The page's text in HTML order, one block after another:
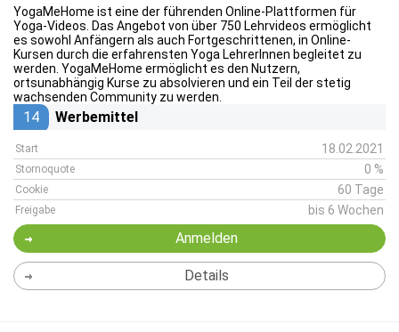
YogaMeHome ist eine der führenden Online-Plattformen für
Yoga-Videos. Das Angebot von über 750 Lehrvideos ermöglicht
es sowohl Anfängern als auch Fortgeschrittenen, in Online-
Kursen durch die erfahrensten Yoga LehrerInnen begleitet zu
werden. YogaMeHome ermöglicht es den Nutzern,
ortsunabhängig Kurse zu absolvieren und ein Teil der stetig
wachsenden Community zu werden.
14 Werbemittel
Start 18.02.2021
Stornoquote 0 %
Cookie 60 Tage
Freigabe bis 6 Wochen
Anmelden
Details